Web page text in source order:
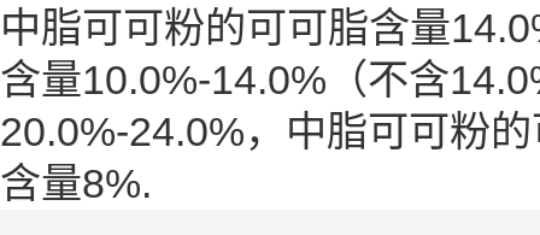
中脂可可粉的可可脂含量
含量10.0%-14.0%（不含
20.0%-24.0%，中脂可可粉
含量8%.